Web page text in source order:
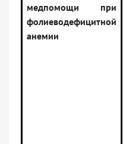
медпомощи при
фолиеводефицитной
анемии